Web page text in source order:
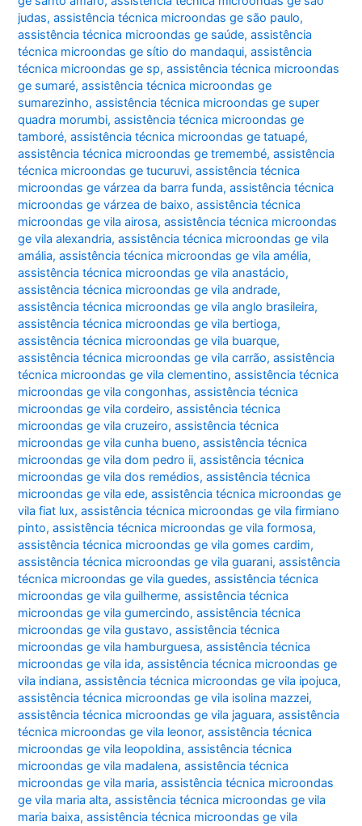
judas,assistência técnica microondas ge são paulo,
assistência técnica microondas ge saúde,assistência
técnica microondas ge sítio do mandaqui,assistência
técnica microondas ge sp,assistência técnica microondas
ge sumaré,assistência técnica microondas ge
sumarezinho,assistência técnica microondas ge super
quadra morumbi,assistência técnica microondas ge
tamboré,assistência técnica microondas ge tatuapé,
assistência técnica microondas ge tremembé,assistência
técnica microondas ge tucuruvi,assistência técnica
microondas ge várzea da barra funda,assistência técnica
microondas ge várzea de baixo,assistência técnica
microondas ge vila airosa,assistência técnica microondas
ge vila alexandria,assistência técnica microondas ge vila
amália,assistência técnica microondas ge vila amélia,
assistência técnica microondas ge vila anastácio,
assistência técnica microondas ge vila andrade,
assistência técnica microondas ge vila anglo brasileira,
assistência técnica microondas ge vila bertioga,
assistência técnica microondas ge vila buarque,
assistência técnica microondas ge vila carrão,assistência
técnica microondas ge vila clementino,assistência técnica
microondas ge vila congonhas,assistência técnica
microondas ge vila cordeiro,assistência técnica
microondas ge vila cruzeiro,assistência técnica
microondas ge vila cunha bueno,assistência técnica
microondas ge vila dom pedro ii,assistência técnica
microondas ge vila dos remédios,assistência técnica
microondas ge vila ede,assistência técnica microondas ge
vila fiat lux,assistência técnica microondas ge vila firmiano
pinto,assistência técnica microondas ge vila formosa,
assistência técnica microondas ge vila gomes cardim,
assistência técnica microondas ge vila guarani,assistência
técnica microondas ge vila guedes,assistência técnica
microondas ge vila guilherme,assistência técnica
microondas ge vila gumercindo,assistência técnica
microondas ge vila gustavo,assistência técnica
microondas ge vila hamburguesa,assistência técnica
microondas ge vila ida,assistência técnica microondas ge
vila indiana,assistência técnica microondas ge vila ipojuca,
assistência técnica microondas ge vila isolina mazzei,
assistência técnica microondas ge vila jaguara,assistência
técnica microondas ge vila leonor,assistência técnica
microondas ge vila leopoldina,assistência técnica
microondas ge vila madalena,assistência técnica
microondas ge vila maria,assistência técnica microondas
ge vila maria alta,assistência técnica microondas ge vila
maria baixa,assistência técnica microondas ge vila